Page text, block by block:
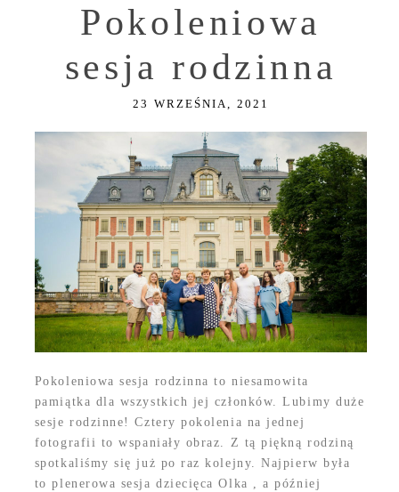
Pokoleniowa
sesja rodzinna
23 WRZEŚNIA, 2021
Pokoleniowa sesja rodzinna to niesamowita
pamiątka dla wszystkich jej członków. Lubimy duże
sesje rodzinne! Cztery pokolenia na jednej
fotografii to wspaniały obraz. Z tą piękną rodziną
spotkaliśmy się już po raz kolejny. Najpierw była
to plenerowa sesja dziecięca Olka , a później